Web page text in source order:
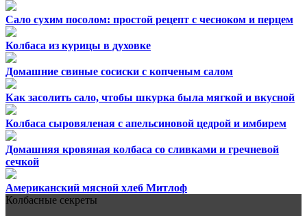
Сало сухим посолом: простой рецепт с чесноком и перцем
Колбаса из курицы в духовке
Домашние свиные сосиски с копченым салом
Как засолить сало, чтобы шкурка была мягкой и вкусной
Колбаса сыровяленая с апельсиновой цедрой и имбирем
Домашняя кровяная колбаса со сливками и гречневой
сечкой
Американский мясной хлеб Митлоф
Колбасные секреты